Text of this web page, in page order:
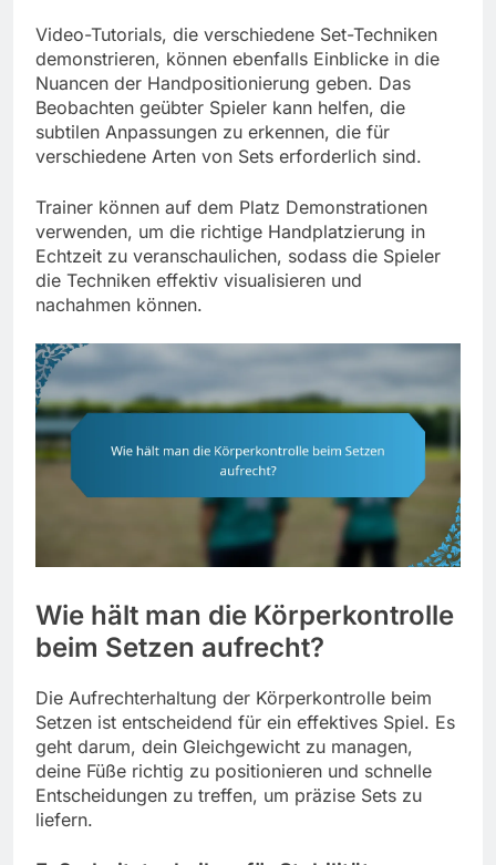
Video-Tutorials, die verschiedene Set-Techniken
demonstrieren, können ebenfalls Einblicke in die
Nuancen der Handpositionierung geben. Das
Beobachten geübter Spieler kann helfen, die
subtilen Anpassungen zu erkennen, die für
verschiedene Arten von Sets erforderlich sind.
Trainer können auf dem Platz Demonstrationen
verwenden, um die richtige Handplatzierung in
Echtzeit zu veranschaulichen, sodass die Spieler
die Techniken effektiv visualisieren und
nachahmen können.
Wie hält man die Körperkontrolle
beim Setzen aufrecht?
Die Aufrechterhaltung der Körperkontrolle beim
Setzen ist entscheidend für ein effektives Spiel. Es
geht darum, dein Gleichgewicht zu managen,
deine Füße richtig zu positionieren und schnelle
Entscheidungen zu treffen, um präzise Sets zu
liefern.